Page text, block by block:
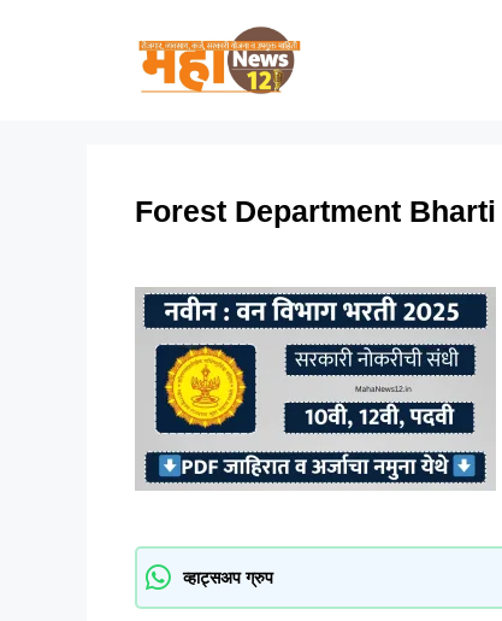
Forest Department Bharti
व्हाट्सअप ग्रुप